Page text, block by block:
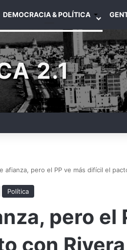
DEMOCRACIA & POLÍTICA
2.1
afianza, pero el PP ve más difícil el
Política
pero el
con